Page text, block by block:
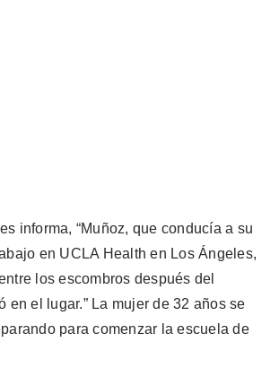
informa, “Muñoz, que conducía a su
en UCLA Health en Los Ángeles,
los escombros después del
en el lugar.” La mujer de 32 años se
para comenzar la escuela de